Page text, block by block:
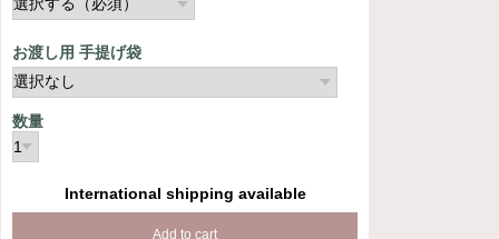
お渡し用 手提げ袋
数量
International shipping available
Add to cart